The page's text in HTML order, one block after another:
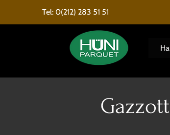
Tel: 0(212) 283 51 51